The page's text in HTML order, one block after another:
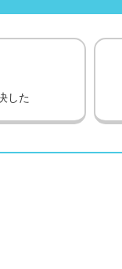
した